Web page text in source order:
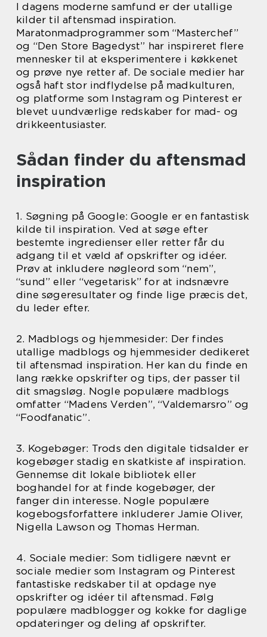
I dagens moderne samfund er der utallige
kilder til aftensmad inspiration.
Maratonmadprogrammer som “Masterchef”
og “Den Store Bagedyst” har inspireret flere
mennesker til at eksperimentere i køkkenet
og prøve nye retter af. De sociale medier har
også haft stor indflydelse på madkulturen,
og platforme som Instagram og Pinterest er
blevet uundværlige redskaber for mad- og
drikkeentusiaster.
Sådan finder du aftensmad
inspiration
1. Søgning på Google: Google er en fantastisk
kilde til inspiration. Ved at søge efter
bestemte ingredienser eller retter får du
adgang til et væld af opskrifter og idéer.
Prøv at inkludere nøgleord som “nem”,
“sund” eller “vegetarisk” for at indsnævre
dine søgeresultater og finde lige præcis det,
du leder efter.
2. Madblogs og hjemmesider: Der findes
utallige madblogs og hjemmesider dedikeret
til aftensmad inspiration. Her kan du finde en
lang række opskrifter og tips, der passer til
dit smagsløg. Nogle populære madblogs
omfatter “Madens Verden”, “Valdemarsro” og
“Foodfanatic”.
3. Kogebøger: Trods den digitale tidsalder er
kogebøger stadig en skatkiste af inspiration.
Gennemse dit lokale bibliotek eller
boghandel for at finde kogebøger, der
fanger din interesse. Nogle populære
kogebogsforfattere inkluderer Jamie Oliver,
Nigella Lawson og Thomas Herman.
4. Sociale medier: Som tidligere nævnt er
sociale medier som Instagram og Pinterest
fantastiske redskaber til at opdage nye
opskrifter og idéer til aftensmad. Følg
populære madblogger og kokke for daglige
opdateringer og deling af opskrifter.